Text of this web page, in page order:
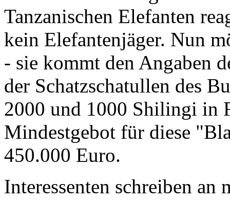
Tanzanischen Elefanten
kein Elefantenjäger. Nun
- sie kommt den Angaben
der Schatzschatullen des
2000 und 1000 Shilingi in
Mindestgebot für diese
450.000 Euro.
Interessenten schreiben